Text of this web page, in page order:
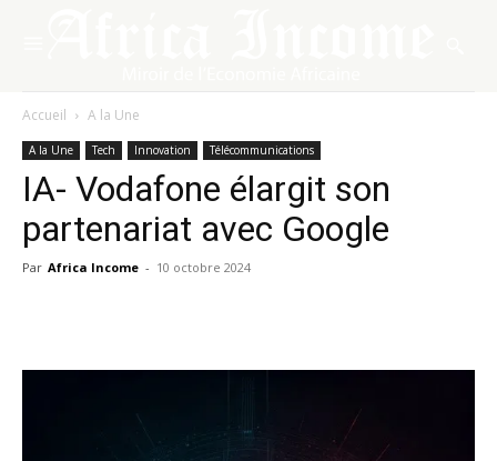
Accueil A la Une
A la Une Tech Innovation Télécommunications
IA- Vodafone élargit son
partenariat avec Google
Par Africa Income - 10 octobre 2024